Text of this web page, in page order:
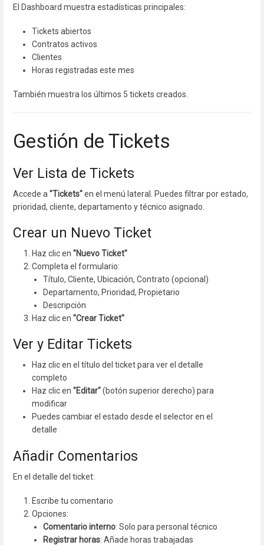
El Dashboard muestra estadísticas principales:
Tickets abiertos
Contratos activos
Clientes
Horas registradas este mes
También muestra los últimos 5 tickets creados.
Gestión de Tickets
Ver Lista de Tickets
Accede a "Tickets"en el menú lateral. Puedes filtrar por estado,
prioridad, cliente, departamento y técnico asignado.
Crear un Nuevo Ticket
Haz clic en "Nuevo Ticket"
Completa el formulario:
Título, Cliente, Ubicación, Contrato (opcional)
Departamento, Prioridad, Propietario
Descripción
Haz clic en "Crear Ticket"
Ver y Editar Tickets
Haz clic en el título del ticket para ver el detalle
completo
Haz clic en "Editar"(botón superior derecho) para
modificar
Puedes cambiar el estado desde el selector en el
detalle
Añadir Comentarios
En el detalle del ticket:
Escribe tu comentario
Opciones:
Comentario interno: Solo para personal técnico
Registrar horas: Añade horas trabajadas